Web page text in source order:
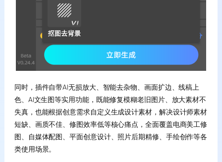
同时，插件自带AI无损放大、智能去杂物、画面扩边、线稿上
色、AI文生图等实用功能，既能修复模糊老旧图片、放大素材不
失真，也能根据创意需求自定义生成设计素材，解决设计师素材
短缺、画质不佳、修图效率低等核心痛点，全面覆盖电商美工修
图、自媒体配图、平面创意设计、照片后期精修、手绘创作等各
类使用场景。